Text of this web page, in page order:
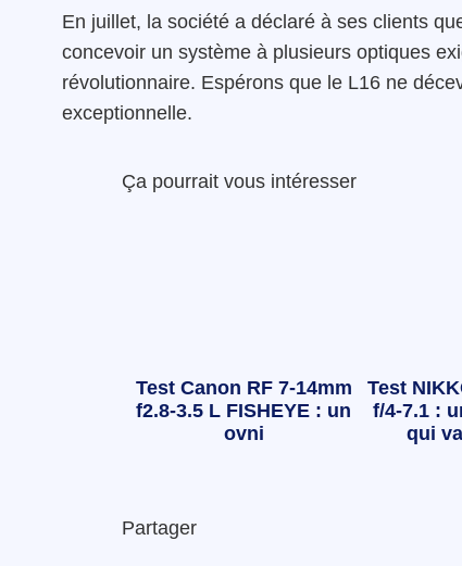
En juillet, la société a déclaré à ses clients
concevoir un système à plusieurs optiques
révolutionnaire. Espérons que le L16 ne
exceptionnelle.
Ça pourrait vous intéresser
Test Canon RF 7-14mm
f2.8-3.5 L FISHEYE : un
ovni
Test
f/4-7.1 :
qui
Partager